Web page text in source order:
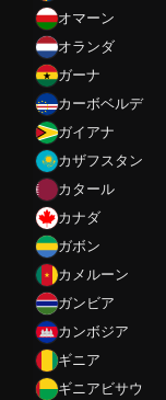
オマーン
オランダ
ガーナ
カーボベルデ
ガイアナ
カザフスタン
カタール
カナダ
ガボン
カメルーン
ガンビア
カンボジア
ギニア
ギニアビサウ